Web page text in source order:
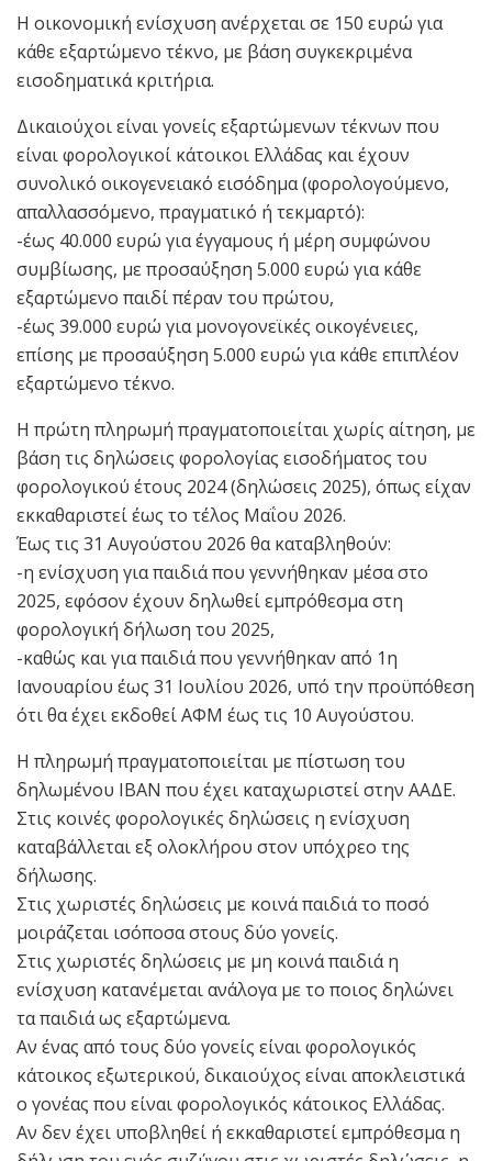
Η οικονομική ενίσχυση ανέρχεται σε 150 ευρώ για
κάθε εξαρτώμενο τέκνο, με βάση συγκεκριμένα
εισοδηματικά κριτήρια.
Δικαιούχοι είναι γονείς εξαρτώμενων τέκνων που
είναι φορολογικοί κάτοικοι Ελλάδας και έχουν
συνολικό οικογενειακό εισόδημα (φορολογούμενο,
απαλλασσόμενο, πραγματικό ή τεκμαρτό):
-έως 40.000 ευρώ για έγγαμους ή μέρη συμφώνου
συμβίωσης, με προσαύξηση 5.000 ευρώ για κάθε
εξαρτώμενο παιδί πέραν του πρώτου,
-έως 39.000 ευρώ για μονογονεϊκές οικογένειες,
επίσης με προσαύξηση 5.000 ευρώ για κάθε επιπλέον
εξαρτώμενο τέκνο.
Η πρώτη πληρωμή πραγματοποιείται χωρίς αίτηση, με
βάση τις δηλώσεις φορολογίας εισοδήματος του
φορολογικού έτους 2024 (δηλώσεις 2025), όπως είχαν
εκκαθαριστεί έως το τέλος Μαΐου 2026.
Έως τις 31 Αυγούστου 2026 θα καταβληθούν:
-η ενίσχυση για παιδιά που γεννήθηκαν μέσα στο
2025, εφόσον έχουν δηλωθεί εμπρόθεσμα στη
φορολογική δήλωση του 2025,
-καθώς και για παιδιά που γεννήθηκαν από 1η
Ιανουαρίου έως 31 Ιουλίου 2026, υπό την προϋπόθεση
ότι θα έχει εκδοθεί ΑΦΜ έως τις 10 Αυγούστου.
Η πληρωμή πραγματοποιείται με πίστωση του
δηλωμένου IBAN που έχει καταχωριστεί στην ΑΑΔΕ.
Στις κοινές φορολογικές δηλώσεις η ενίσχυση
καταβάλλεται εξ ολοκλήρου στον υπόχρεο της
δήλωσης.
Στις χωριστές δηλώσεις με κοινά παιδιά το ποσό
μοιράζεται ισόποσα στους δύο γονείς.
Στις χωριστές δηλώσεις με μη κοινά παιδιά η
ενίσχυση κατανέμεται ανάλογα με το ποιος δηλώνει
τα παιδιά ως εξαρτώμενα.
Αν ένας από τους δύο γονείς είναι φορολογικός
κάτοικος εξωτερικού, δικαιούχος είναι αποκλειστικά
ο γονέας που είναι φορολογικός κάτοικος Ελλάδας.
Αν δεν έχει υποβληθεί ή εκκαθαριστεί εμπρόθεσμα η